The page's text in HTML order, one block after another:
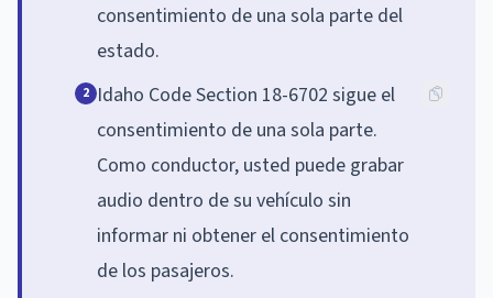
consentimiento de una sola parte del
estado.
2 Idaho Code Section 18-6702 sigue el
consentimiento de una sola parte.
Como conductor, usted puede grabar
audio dentro de su vehículo sin
informar ni obtener el consentimiento
de los pasajeros.